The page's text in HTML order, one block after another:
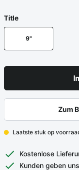
Title
9"
Zum
Laatste stuk op
Kostenlose
Kunden geben